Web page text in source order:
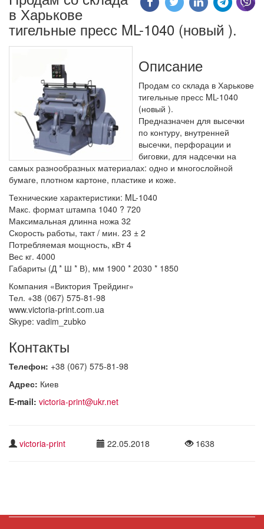
в Харькове
тигельные пресс ML-1040 (новый ).
Описание
Продам со склада в Харькове
тигельные пресс ML-1040
(новый ).
Предназначен для высечки
по контуру, внутренней
высечки, перфорации и
биговки, для надсечки на
самых разнообразных материалах: одно и многослойной
бумаге, плотном картоне, пластике и коже.
Технические характеристики: ML-1040
Макс. формат штампа 1040 ? 720
Максимальная длинна ножа 32
Скорость работы, такт / мин. 23 ± 2
Потребляемая мощность, кВт 4
Вес кг. 4000
Габариты (Д * Ш * В), мм 1900 * 2030 * 1850
Компания «Виктория Трейдинг»
Тел. +38 (067) 575-81-98
www.victoria-print.com.ua
Skype: vadim_zubko
Контакты
Телефон: +38 (067) 575-81-98
Адрес: Киев
E-mail: victoria-print@ukr.net
victoria-print 22.05.2018 1638